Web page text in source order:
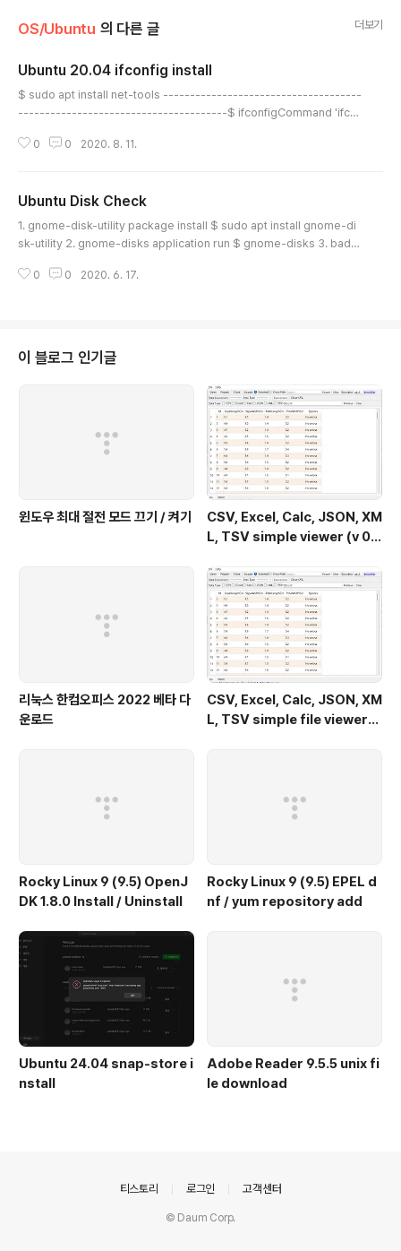
OS/Ubuntu 의 다른 글 더보기
Ubuntu 20.04 ifconfig install
$ sudo apt install net-tools -------------------------------------
---------------------------------------$ ifconfigCommand 'ifco
----------------------------------------------------------------
0 0 2020. 8. 11.
Ubuntu Disk Check
1. gnome-disk-utility package install $ sudo apt install gnome-di
sk-utility 2. gnome-disks application run $ gnome-disks 3. bad b
4. fix disk $ sudo fsck -t ext4 -l bad-blocks-result /dev/sda1 http
0 0 2020. 6. 17.
이 블로그 인기글
윈도우 최대 절전 모드 끄기 / 켜기
CSV, Excel, Calc, JSON, XM
L, TSV simple viewer (v 0.
리눅스 한컴오피스 2022 베타 다
운로드
CSV, Excel, Calc, JSON, XM
L, TSV simple file viewer
Rocky Linux 9 (9.5) OpenJ
DK 1.8.0 Install / Uninstall
Rocky Linux 9 (9.5) EPEL d
nf / yum repository add
Ubuntu 24.04 snap-store i
nstall
Adobe Reader 9.5.5 unix fi
le download
티스토리 로그인 고객센터
© Daum Corp.